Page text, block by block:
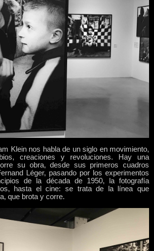
Klein nos habla de un siglo en movimiento,
creaciones y revoluciones. Hay una
su obra, desde sus primeros cuadros
Léger, pasando por los experimentos
de la década de 1950, la fotografía
hasta el cine: se trata de la línea que
que brota y corre.